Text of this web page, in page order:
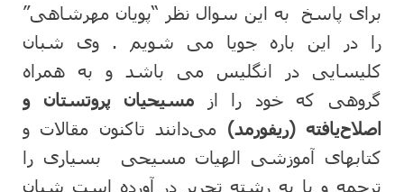
برای پاسخ به این سوال نظر “پویان مهرشاهی”
را در این باره جویا می شویم . وی شبان
کلیسایی در انگلیس می باشد و به همراه
گروهی که خود را از مسیحیان پروتستان و
اصلاح‌یافته (ریفورمد) می‌دانند تاکنون مقالات و
کتابهای آموزشی الهیات مسیحی بسیاری را
ترجمه و یا به رشته تحریر در آورده است شبان